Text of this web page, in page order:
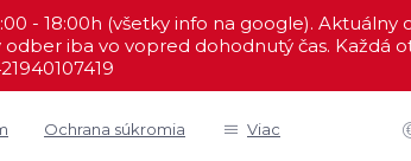
- 18:00h (všetky info na google).
iba vo vopred dohodnutý čas. Každá
Ochrana súkromia Viac